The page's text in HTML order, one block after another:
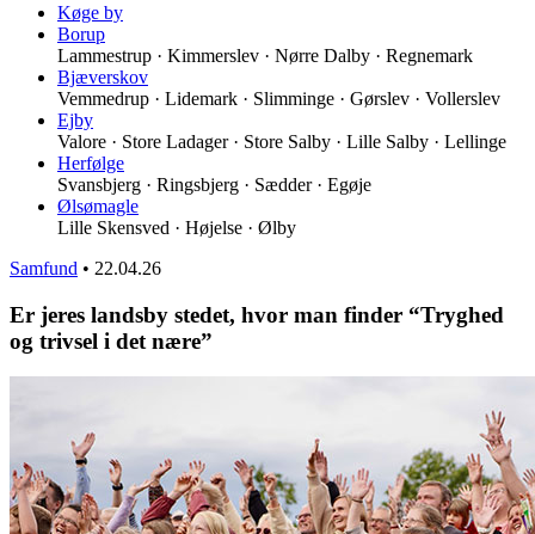
Køge by
Borup
Lammestrup · Kimmerslev · Nørre Dalby · Regnemark
Bjæverskov
Vemmedrup · Lidemark · Slimminge · Gørslev · Vollerslev
Ejby
Valore · Store Ladager · Store Salby · Lille Salby · Lellinge
Herfølge
Svansbjerg · Ringsbjerg · Sædder · Egøje
Ølsømagle
Lille Skensved · Højelse · Ølby
Samfund • 22.04.26
Er jeres landsby stedet, hvor man finder “Tryghed
og trivsel i det nære”